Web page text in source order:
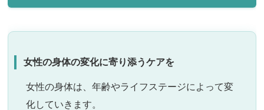
女性の身体の変化に寄り添うケアを
女性の身体は、年齢やライフステージによって変
化していきます。